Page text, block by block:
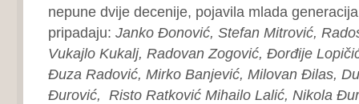
nepune dvije decenije, pojavila mlada
pripadaju: Janko Đonović, Stefan Mitrović,
Vukajlo Kukalj, Radovan Zogović, Đorđije
Đuza Radović, Mirko Banjević, Milovan Đilas,
Đurović, Risto Ratković Mihailo Lalić, Nikola